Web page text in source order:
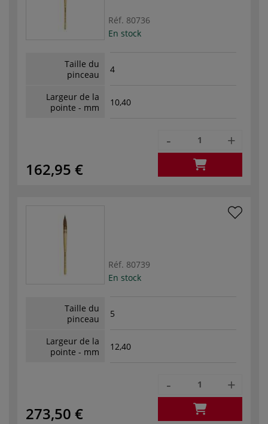
Réf. 80736
En stock
Taille du
pinceau
4
Largeur de la
pointe - mm
10,40
162,95 €
- +
Réf. 80739
En stock
Taille du
pinceau
5
Largeur de la
pointe - mm
12,40
273,50 €
- +